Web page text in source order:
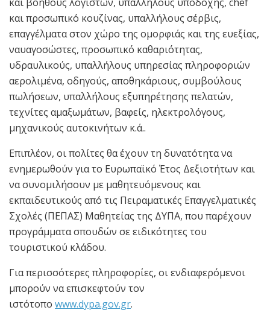
και προσωπικό κουζίνας, υπαλλήλους σέρβις,
επαγγέλματα στον χώρο της ομορφιάς και της ευεξίας,
ναυαγοσώστες, προσωπικό καθαριότητας,
υδραυλικούς, υπαλλήλους υπηρεσίας πληροφοριών
αερολιμένα, οδηγούς, αποθηκάριους, συμβούλους
πωλήσεων, υπαλλήλους εξυπηρέτησης πελατών,
τεχνίτες αμαξωμάτων, βαφείς, ηλεκτρολόγους,
μηχανικούς αυτοκινήτων κ.ά..
Επιπλέον, οι πολίτες θα έχουν τη δυνατότητα να
ενημερωθούν για το Ευρωπαϊκό Έτος Δεξιοτήτων και
να συνομιλήσουν με μαθητευόμενους και
εκπαιδευτικούς από τις Πειραματικές Επαγγελματικές
Σχολές (ΠΕΠΑΣ) Μαθητείας της ΔΥΠΑ, που παρέχουν
προγράμματα σπουδών σε ειδικότητες του
τουριστικού κλάδου.
Για περισσότερες πληροφορίες, οι ενδιαφερόμενοι
μπορούν να επισκεφτούν τον
ιστότοπο www.dypa.gov.gr.